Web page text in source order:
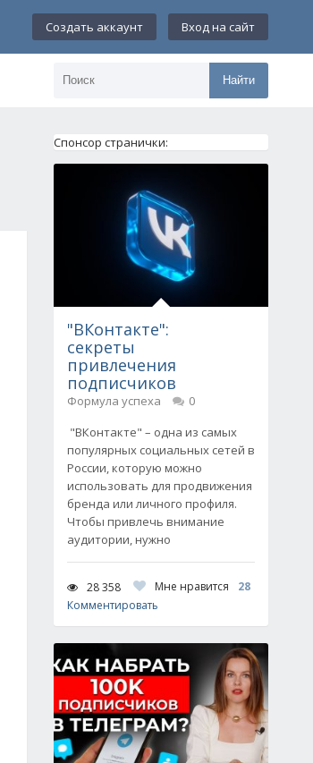
Создать аккаунт Вход на сайт
Найти
Спонсор странички:
"ВКонтакте":
секреты
привлечения
подписчиков
Формула успеха
0
"ВКонтакте" – одна из самых
популярных социальных сетей в
России, которую можно
использовать для продвижения
бренда или личного профиля.
Чтобы привлечь внимание
аудитории, нужно
28 358 Мне нравится
28
Комментировать